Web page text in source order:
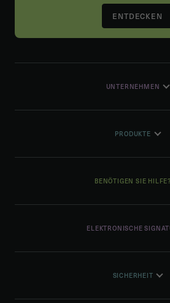
ENTDECKEN
UNTERNEHMEN
PRODUKTE
BENÖTIGEN SIE HILFE?
ELEKTRONISCHE
SICHERHEIT